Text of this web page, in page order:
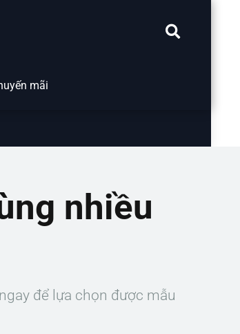
mãi
nhiều
để lựa chọn được mẫu